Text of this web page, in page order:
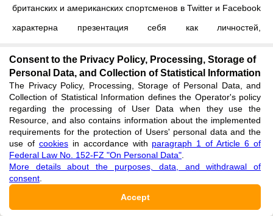
британских и американских спортсменов в Twitter и Facebook
характерна презентация себя как личностей,
профессиональной деятельностью, а также рекламирование
различных товаров и услуг.
При этом, говоря о «презентации себя как личностей», мы
подразумеваем, что спортсмены в своих официальных
«спортивных» профилях достаточно охотно выставляют
напоказ свою личную жизнь (например, Кэти Бултер или
Тейлор Фриц иногда публикуют «домашние» фотографии и
рассказывают о взаимоотношениях с близкими) и
Consent to the Privacy Policy, Processing, Storage of
Personal Data, and Collection of Statistical Information
The Privacy Policy, Processing, Storage of Personal Data, and
Collection of Statistical Information defines the Operator's policy
regarding the processing of User Data when they use the
Resource, and also contains information about the implemented
requirements for the protection of Users' personal data and the
use of cookiesin accordance with paragraph 1 of Article 6 of
Federal Law No. 152-FZ "On Personal Data"
More details about the purposes, data, and withdrawal of
consent
Accept